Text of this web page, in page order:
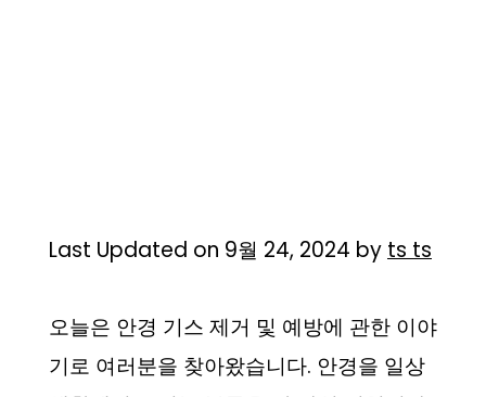
Last Updated on 9월 24, 2024 by ts ts
오늘은 안경 기스 제거 및 예방에 관한 이야
기로 여러분을 찾아왔습니다. 안경을 일상